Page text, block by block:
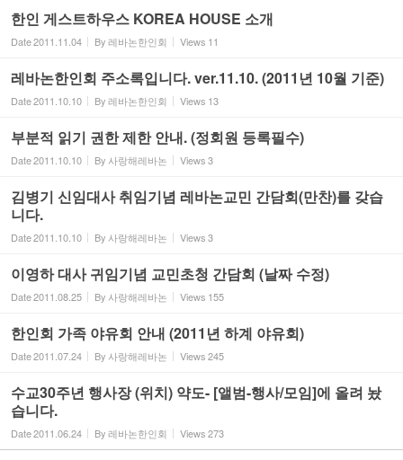
한인 게스트하우스 KOREA HOUSE 소개
Date2011.11.04 By레바논한인회 Views 11
레바논한인회 주소록입니다. ver.11.10. (2011년 10월 기준)
Date2011.10.10 By레바논한인회 Views 13
부분적 읽기 권한 제한 안내. (정회원 등록필수)
Date2011.10.10 By 사랑해레바논 Views3
김병기 신임대사 취임기념 레바논교민 간담회(만찬)를 갖습
니다.
Date2011.10.10 By 사랑해레바논 Views3
이영하 대사 귀임기념 교민초청 간담회 (날짜 수정)
Date2011.08.25 By 사랑해레바논 Views 155
한인회 가족 야유회 안내 (2011년 하계 야유회)
Date2011.07.24 By 사랑해레바논 Views245
수교30주년 행사장 (위치) 약도- [앨범-행사/모임]에 올려 놨
습니다.
Date2011.06.24 By레바논한인회 Views273